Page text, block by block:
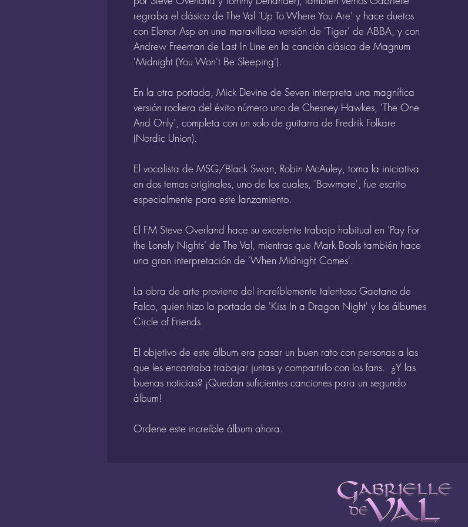
regraba el clásico de The Val 'Up To Where You Are' y hace duetos
con Elenor Asp en una maravillosa versión de 'Tiger' de ABBA, y con
Andrew Freeman de Last In Line en la canción clásica de Magnum
'Midnight (You Won't Be Sleeping').
En la otra portada, Mick Devine de Seven interpreta una magnífica
versión rockera del éxito número uno de Chesney Hawkes, 'The One
And Only', completa con un solo de guitarra de Fredrik Folkare
(Nordic Union).
El vocalista de MSG/Black Swan, Robin McAuley, toma la iniciativa
en dos temas originales, uno de los cuales, 'Bowmore', fue escrito
especialmente para este lanzamiento.
El FM Steve Overland hace su excelente trabajo habitual en 'Pay For
the Lonely Nights' de The Val, mientras que Mark Boals también hace
una gran interpretación de 'When Midnight Comes'.
La obra de arte proviene del increíblemente talentoso Gaetano de
Falco, quien hizo la portada de 'Kiss In a Dragon Night' y los álbumes
Circle of Friends.
El objetivo de este álbum era pasar un buen rato con personas a las
que les encantaba trabajar juntas y compartirlo con los fans. ¿Y las
buenas noticias? ¡Quedan suficientes canciones para un segundo
álbum!
Ordene este increíble álbum ahora.